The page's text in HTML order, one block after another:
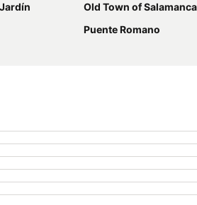
Old Town of Salamanca
Puente Romano